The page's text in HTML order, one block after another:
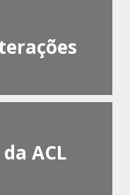
ACL